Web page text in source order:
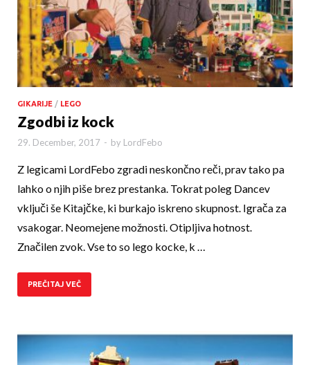
GIKARIJE / LEGO
Zgodbi iz kock
29. December, 2017 - by LordFebo
Z legicami LordFebo zgradi neskončno reči, prav tako pa
lahko o njih piše brez prestanka. Tokrat poleg Dancev
vključi še Kitajčke, ki burkajo iskreno skupnost. Igrača za
vsakogar. Neomejene možnosti. Otip­ljiva hotnost.
Značilen zvok. Vse to so lego kocke, k …
PREČITAJ VEČ